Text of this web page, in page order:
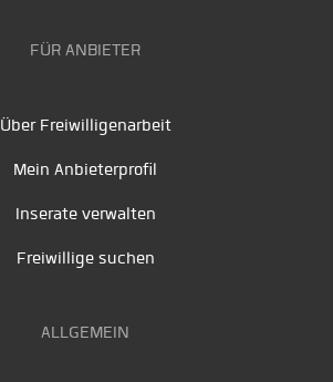
FÜR ANBIETER
Über Freiwilligenarbeit
Mein Anbieterprofil
Inserate verwalten
Freiwillige suchen
ALLGEMEIN